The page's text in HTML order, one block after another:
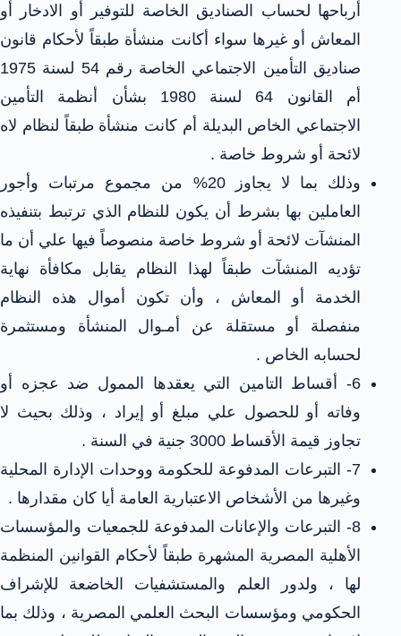
أرباحها لحساب الصناديق الخاصة للتوفير أو الادخار أو
المعاش أو غيرها سواء أكانت منشأة طبقاً لأحكام قانون
صناديق التأمين الاجتماعي الخاصة رقم 54 لسنة 1975
أم القانون 64 لسنة 1980 بشأن أنظمة التأمين
الاجتماعي الخاص البديلة أم كانت منشأة طبقاً لنظام لاه
لائحة أو شروط خاصة .
وذلك بما لا يجاوز 20% من مجموع مرتبات وأجور
العاملين بها بشرط أن يكون للنظام الذي ترتبط بتنفيذه
المنشآت لائحة أو شروط خاصة منصوصاً فيها علي أن ما
تؤديه المنشآت طبقاً لهذا النظام يقابل مكافأة نهاية
الخدمة أو المعاش ، وأن تكون أموال هذه النظام
منفصلة أو مستقلة عن أمـوال المنشأة ومستثمرة
لحسابه الخاص .
6- أقساط التامين التي يعقدها الممول ضد عجزه أو
وفاته أو للحصول علي مبلغ أو إيراد ، وذلك بحيث لا
تجاوز قيمة الأقساط 3000 جنية في السنة .
7- التبرعات المدفوعة للحكومة ووحدات الإدارة المحلية
وغيرها من الأشخاص الاعتبارية العامة أيا كان مقدارها .
8- التبرعات والإعانات المدفوعة للجمعيات والمؤسسات
الأهلية المصرية المشهرة طبقاً لأحكام القوانين المنظمة
لها ، ولدور العلم والمستشفيات الخاضعة للإشراف
الحكومي ومؤسسات البحث العلمي المصرية ، وذلك بما